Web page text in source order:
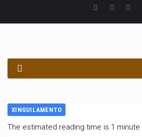
XINGUILAMENTO
The estimated reading time is 1 minute